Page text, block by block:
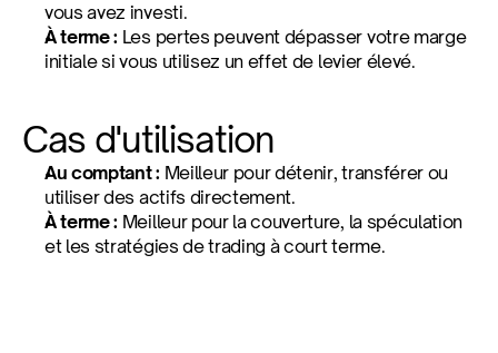
vous avez investi.
À terme : Les pertes peuvent dépasser votre marge
initiale si vous utilisez un effet de levier élevé.
Cas d'utilisation
Au comptant : Meilleur pour détenir, transférer ou
utiliser des actifs directement.
À terme : Meilleur pour la couverture, la spéculation
et les stratégies de trading à court terme.